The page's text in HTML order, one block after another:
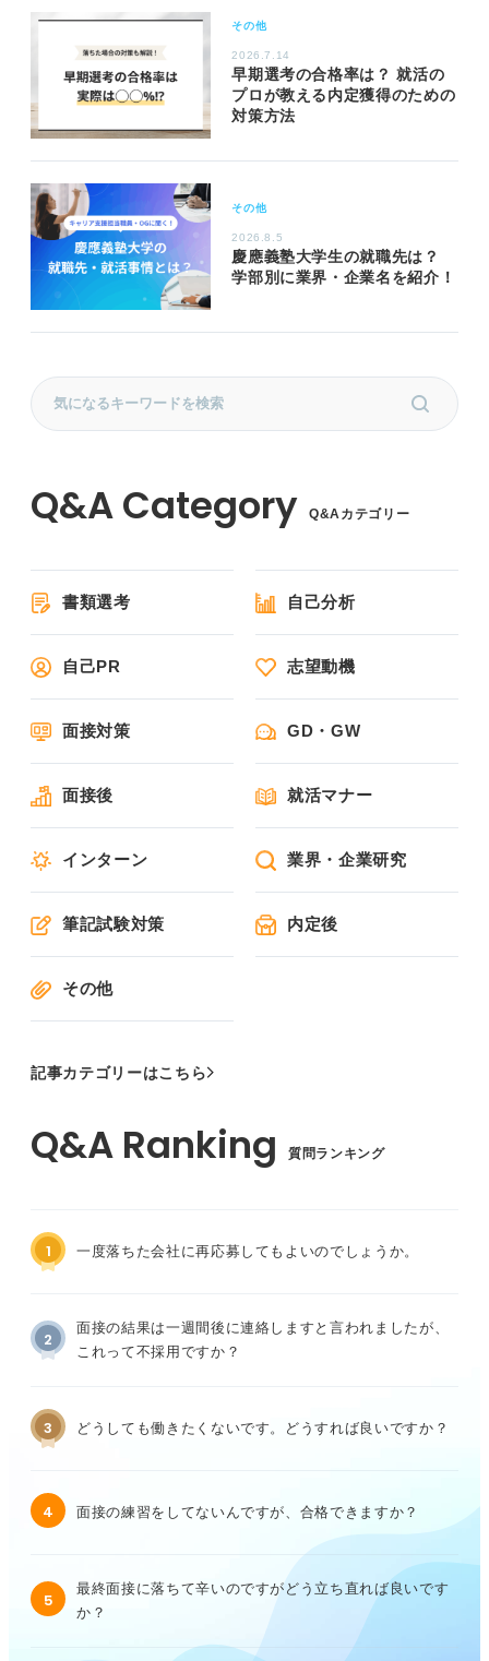
その他
2026.7.14
早期選考の合格率は？ 就活の
プロが教える内定獲得のための
対策方法
その他
2026.8.5
慶應義塾大学生の就職先は？
学部別に業界・企業名を紹介！
Q&Aカテゴリー
書類選考 自己分析
自己PR 志望動機
面接対策 GD・GW
面接後 就活マナー
インターン 業界・企業研究
筆記試験対策 内定後
その他
記事カテゴリーはこちら
質問ランキング
1 一度落ちた会社に再応募してもよいのでしょうか。
2
面接の結果は一週間後に連絡しますと言われましたが、
これって不採用ですか？
3 どうしても働きたくないです。どうすれば良いですか？
4 面接の練習をしてないんですが、合格できますか？
5
最終面接に落ちて辛いのですがどう立ち直れば良いです
か？